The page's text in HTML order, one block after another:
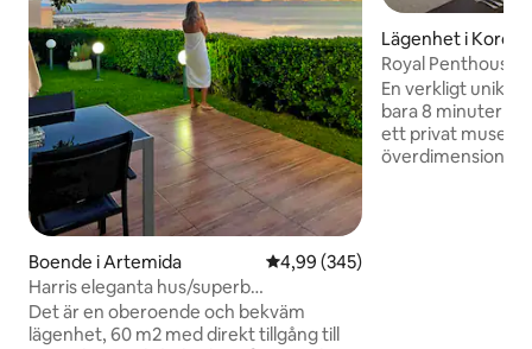
Boende i Artemida 4,99 av 5 i genomsnittligt
4,99 (345)
Harris eleganta hus/superb
havsutsikt/nära flygplatsen
Det är en oberoende och bekväm
lägenhet, 60 m2 med direkt tillgång till
Lägenhet i Koropi
Royal Penthouse
från flygplatsen
En verkligt unik
bara 8 minuter
ett privat